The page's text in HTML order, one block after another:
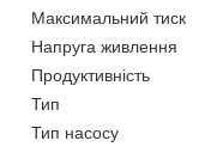
Максимальний тиск
Напруга живлення
Продуктивність
Тип
Тип насосу